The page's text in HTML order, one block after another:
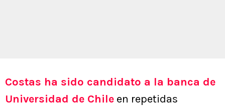
Costas ha sido candidato a la banca de
Universidad de Chile en repetidas